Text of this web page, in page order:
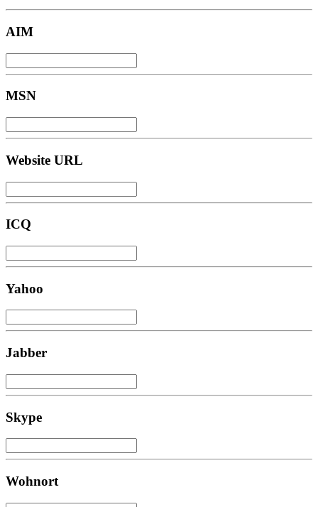
AIM
MSN
Website URL
ICQ
Yahoo
Jabber
Skype
Wohnort